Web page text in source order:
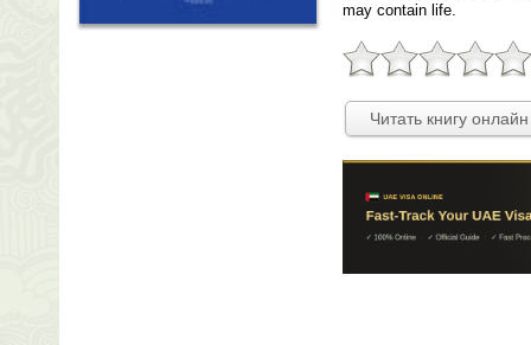
may contain life.
Читать книгу